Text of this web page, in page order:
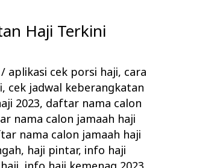
Haji Terkini
/ aplikasi cek porsi haji, cara
, cek jadwal keberangkatan
2023, daftar nama calon
nama calon jamaah haji
nama calon jamaah haji
, haji pintar, info haji